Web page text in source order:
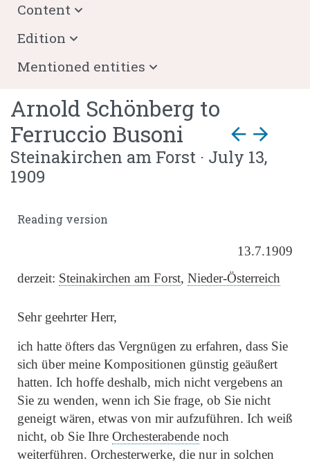
Arnold Schönberg to
Ferruccio Busoni
arrow_back arrow_forward
Steinakirchen am Forst · July 13,
1909
Reading version
13.7.1909
derzeit: Steinakirchen am Forst, Nieder-Österreich
Sehr geehrter Herr,
ich hatte öfters das Vergnügen zu erfahren, dass Sie
sich über meine Kompositionen günstig geäußert
hatten. Ich hoffe deshalb, mich nicht vergebens an
Sie zu wenden, wenn ich Sie frage, ob Sie nicht
geneigt wären, etwas von mir aufzuführen. Ich weiß
nicht, ob Sie Ihre Orchesterabende noch
weiterführen. Orchesterwerke, die nur in solchen
Content
Edition
Mentioned entities